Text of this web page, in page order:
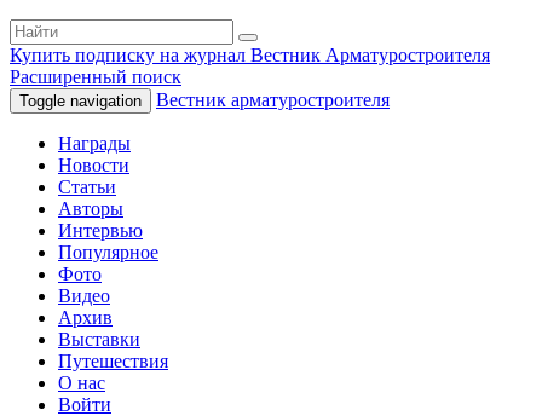
Купить подписку на журнал Вестник Арматуростроителя
Расширенный поиск
Toggle navigation Вестник арматуростроителя
Награды
Новости
Статьи
Авторы
Интервью
Популярное
Фото
Видео
Архив
Выставки
Путешествия
О нас
Войти